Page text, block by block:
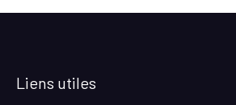
Liens utiles